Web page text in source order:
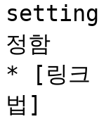
정함
* [링크
법]